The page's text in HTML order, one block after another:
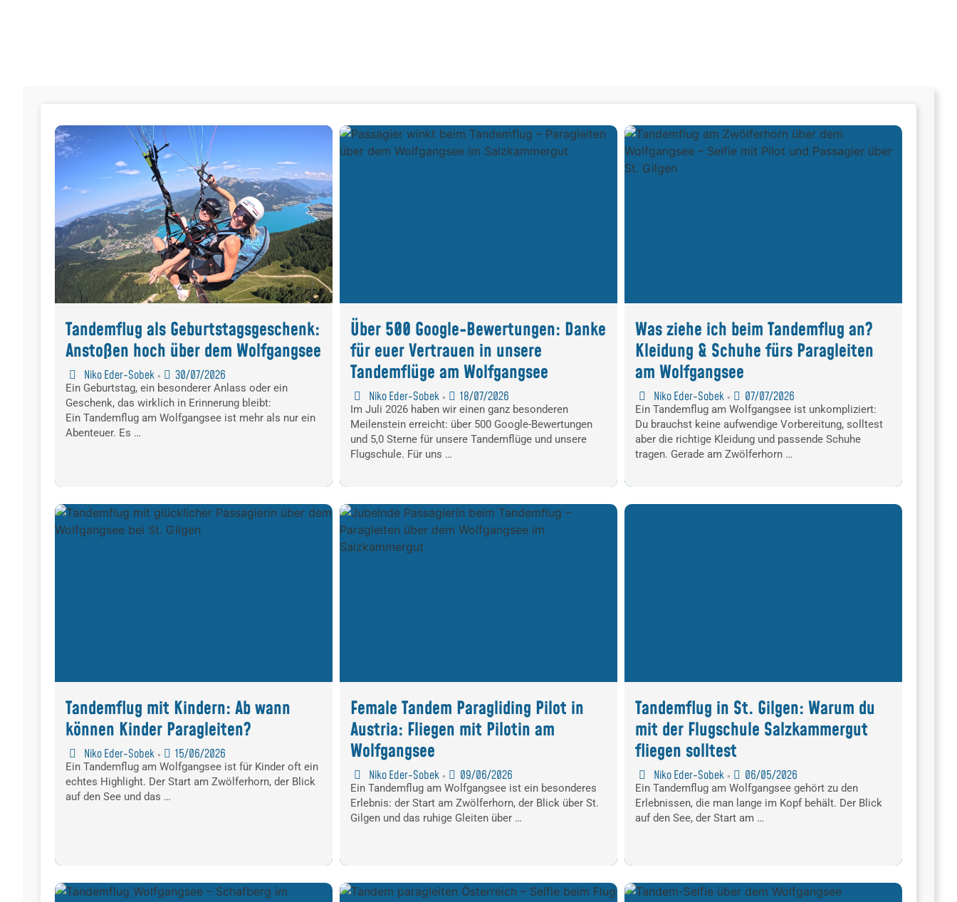
Tandemflug als Geburtstagsgeschenk:
Anstoßen hoch über dem Wolfgangsee
Niko Eder-Sobek • 30/07/2026
Ein Geburtstag, ein besonderer Anlass oder ein
Geschenk, das wirklich in Erinnerung bleibt:
Ein Tandemflug am Wolfgangsee ist mehr als nur ein
Abenteuer. Es …
Über 500 Google-Bewertungen: Danke
für euer Vertrauen in unsere
Tandemflüge am Wolfgangsee
Niko Eder-Sobek • 18/07/2026
Im Juli 2026 haben wir einen ganz besonderen
Meilenstein erreicht: über 500 Google-Bewertungen
und 5,0 Sterne für unsere Tandemflüge und unsere
Flugschule. Für uns …
Was ziehe ich beim Tandemflug an?
Kleidung & Schuhe fürs Paragleiten
am Wolfgangsee
Niko Eder-Sobek • 07/07/2026
Ein Tandemflug am Wolfgangsee ist unkompliziert:
Du brauchst keine aufwendige Vorbereitung, solltest
aber die richtige Kleidung und passende Schuhe
tragen. Gerade am Zwölferhorn …
Tandemflug mit Kindern: Ab wann
können Kinder Paragleiten?
Niko Eder-Sobek • 15/06/2026
Ein Tandemflug am Wolfgangsee ist für Kinder oft ein
echtes Highlight. Der Start am Zwölferhorn, der Blick
auf den See und das …
Female Tandem Paragliding Pilot in
Austria: Fliegen mit Pilotin am
Wolfgangsee
Niko Eder-Sobek • 09/06/2026
Ein Tandemflug am Wolfgangsee ist ein besonderes
Erlebnis: der Start am Zwölferhorn, der Blick über St.
Gilgen und das ruhige Gleiten über …
Tandemflug in St. Gilgen: Warum du
mit der Flugschule Salzkammergut
fliegen solltest
Niko Eder-Sobek • 06/05/2026
Ein Tandemflug am Wolfgangsee gehört zu den
Erlebnissen, die man lange im Kopf behält. Der Blick
auf den See, der Start am …